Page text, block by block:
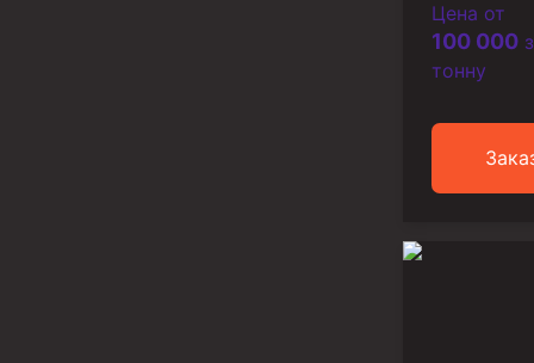
Головки цементировочные универсальные
Устройство экранирующее для
Цена от
100 000
тонну